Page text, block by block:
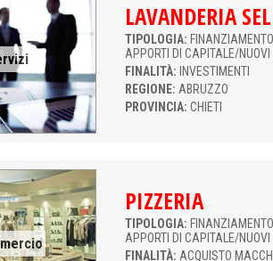
LAVANDERIA
TIPOLOGIA:
APPORTI DI CAPITALE/NUOVI
FINALITÀ: INVESTIMENTI
REGIONE: ABRUZZO
PROVINCIA: CHIETI
PIZZERIA
TIPOLOGIA:
APPORTI DI CAPITALE/NUOVI
FINALITÀ: ACQUISTO